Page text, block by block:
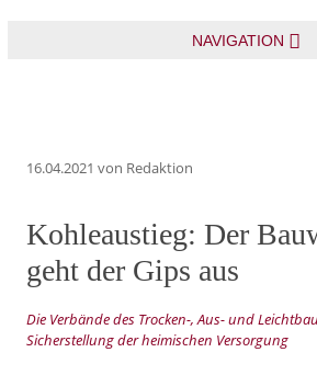
NAVIGATION
16.04.2021 von Redaktion
Kohleaustieg: Der
geht der Gips aus
Die Verbände des Trocken-, Aus- und
Sicherstellung der heimischen Versorgung